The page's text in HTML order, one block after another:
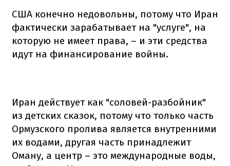
США конечно недовольны, потому что Иран
фактически зарабатывает на "услуге", на
которую не имеет права, – и эти средства
идут на финансирование войны.
Иран действует как "соловей-разбойник"
из детских сказок, потому что только часть
Ормузского пролива является внутренними
их водами, другая часть принадлежит
Оману, а центр – это международные воды,